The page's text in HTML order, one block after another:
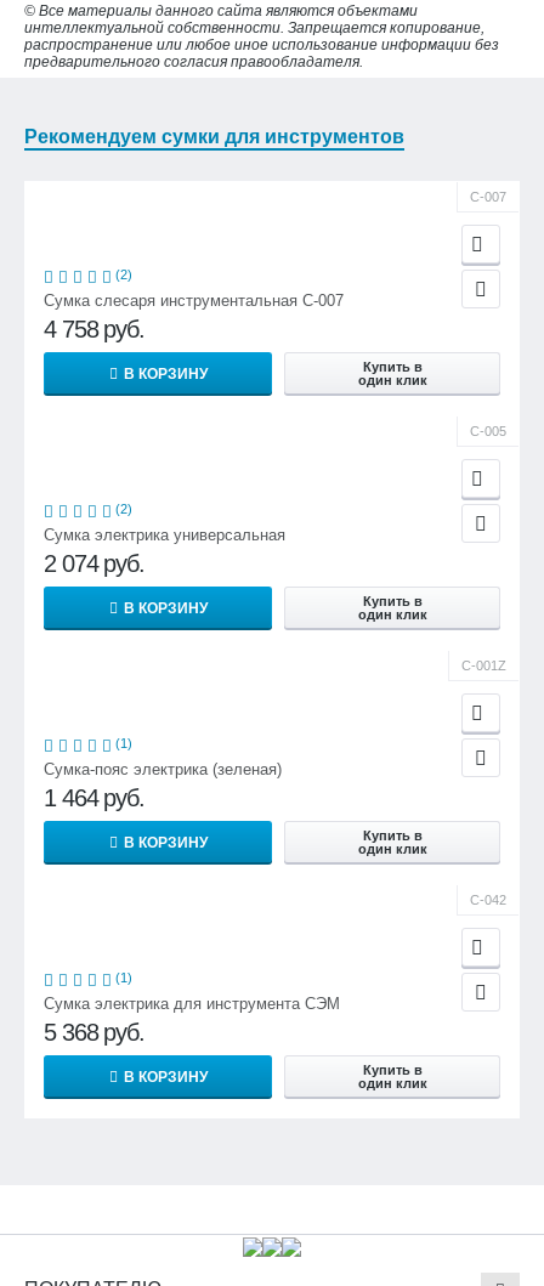
© Все материалы данного сайта являются объектами
интеллектуальной собственности. Запрещается копирование,
распространение или любое иное использование информации без
предварительного согласия правообладателя.
Рекомендуем сумки для инструментов
С-007
(2)
Сумка слесаря инструментальная С-007
4 758 руб.
В КОРЗИНУ
Купить в
один клик
С-005
(2)
Сумка электрика универсальная
2 074 руб.
В КОРЗИНУ
Купить в
один клик
С-001Z
(1)
Сумка-пояс электрика (зеленая)
1 464 руб.
В КОРЗИНУ
Купить в
один клик
С-042
(1)
Сумка электрика для инструмента СЭМ
5 368 руб.
В КОРЗИНУ
Купить в
один клик